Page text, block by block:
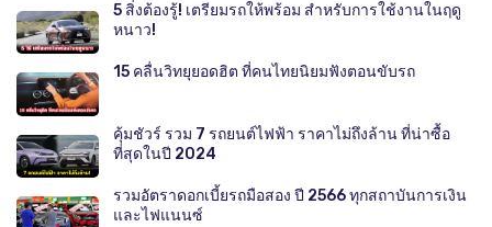
5 สิ่งต้องรู้! เตรียมรถให้พร้อม สำหรับการใช้งานในฤดู
หนาว!
15 คลื่นวิทยุยอดฮิต ที่คนไทยนิยมฟังตอนขับรถ
คุ้มชัวร์ รวม 7 รถยนต์ไฟฟ้า ราคาไม่ถึงล้าน ที่น่าซื้อ
ที่สุดในปี 2024
รวมอัตราดอกเบี้ยรถมือสอง ปี 2566 ทุกสถาบันการเงิน
และไฟแนนซ์